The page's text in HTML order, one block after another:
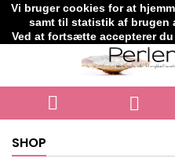
Vi bruger cookies for at
samt til statistik af brugen
Ved at fortsætte accepterer
Telefon: +45 61706364
 
SHOP